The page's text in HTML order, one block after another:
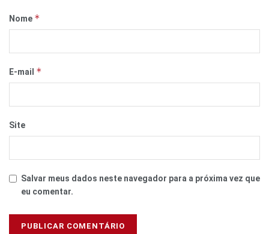
Nome *
E-mail *
Site
Salvar meus dados neste navegador para a próxima vez que
eu comentar.